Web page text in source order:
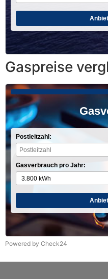
Gaspreise
Postleitzahl:
Gasverbrauch pro Jahr:
Powered by Check24